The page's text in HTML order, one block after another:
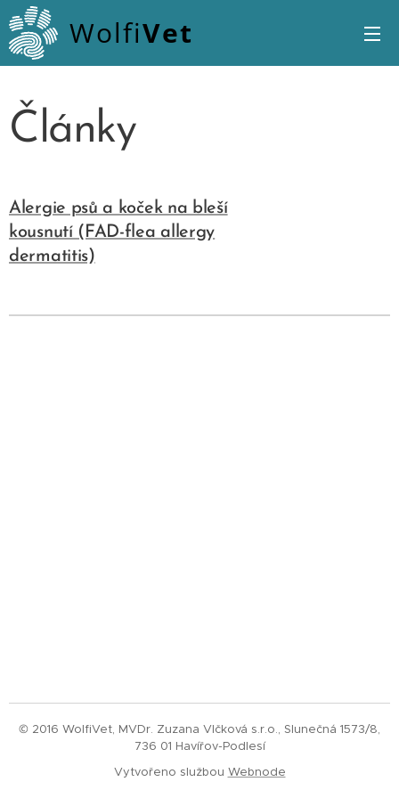
WolfiVet
Články
Alergie psů a koček na bleší
kousnutí (FAD-flea allergy
dermatitis)
© 2016 WolfiVet, MVDr. Zuzana Vlčková s.r.o., Slunečná 1573/8,
736 01 Havířov-Podlesí
Vytvořeno službou Webnode